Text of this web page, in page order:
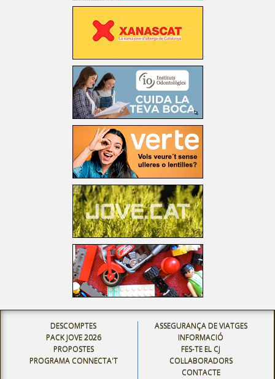
DESCOMPTES
PACK JOVE 2026
PROPOSTES
PROGRAMA CONNECTA'T
ASSEGURANÇA DE VIATGES
INFORMACIÓ
FES-TE EL CJ
COL·LABORADORS
CONTACTE